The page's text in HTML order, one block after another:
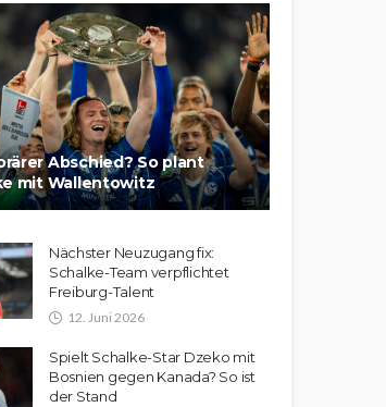
Abschied? So plant
mit Wallentowitz
Nächster Neuzugang fix:
Schalke-Team verpflichtet
Freiburg-Talent
12. Juni 2026
Spielt Schalke-Star Dzeko mit
Bosnien gegen Kanada? So ist
der Stand